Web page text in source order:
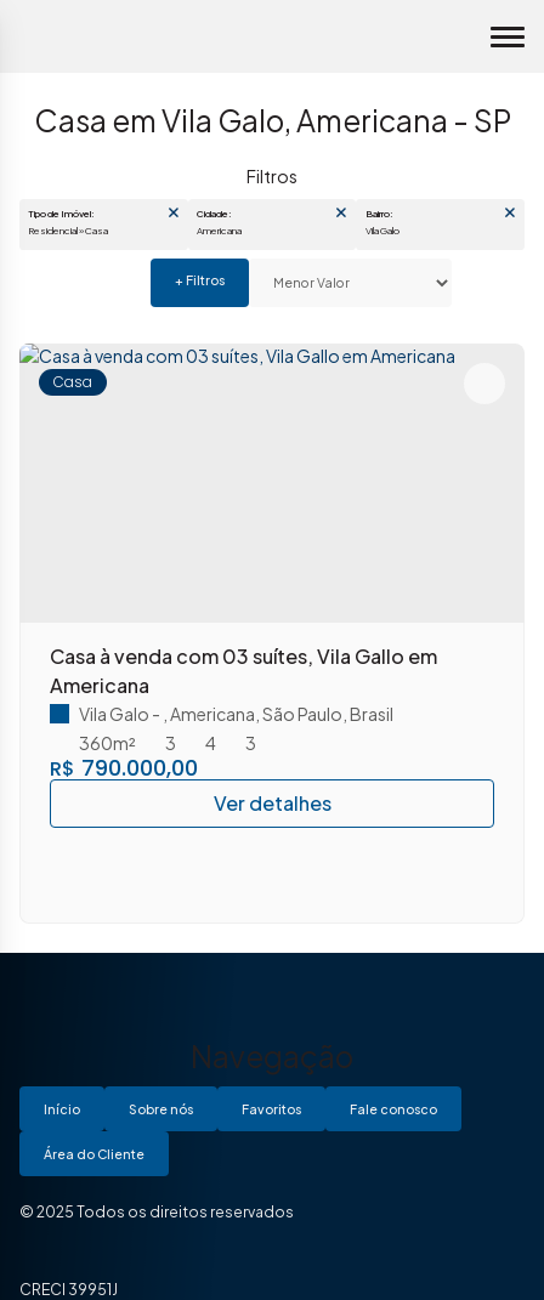
Casa em Vila Galo, Americana - SP
Tipo de Imóvel:
Cidade:
Americana
Casa
Casa à venda com 03 suítes, Vila Gallo em
Americana
R$ 790.000,00
Vila Galo Americana São Paulo Brasil
3
4
360m² 3
Navegação
Início Sobre nós Favoritos Fale conosco
Área do Cliente
© 2025 Todos os direitos reservados
CRECI 39951J